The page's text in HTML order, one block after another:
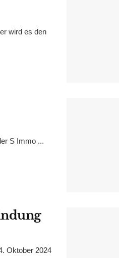
wird es den
S Immo ...
Oktober 2024